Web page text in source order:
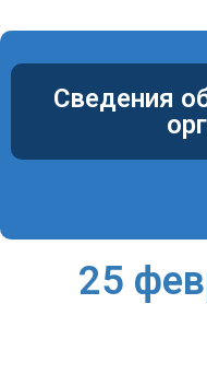
Сведения
25